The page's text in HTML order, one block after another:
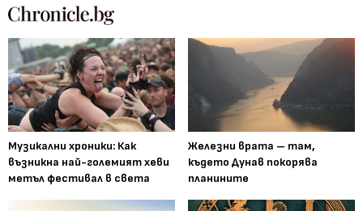
Музикални хроники: Как
възникна най-големият хеви
метъл фестивал в света
Железни врата – там,
където Дунав покорява
планините